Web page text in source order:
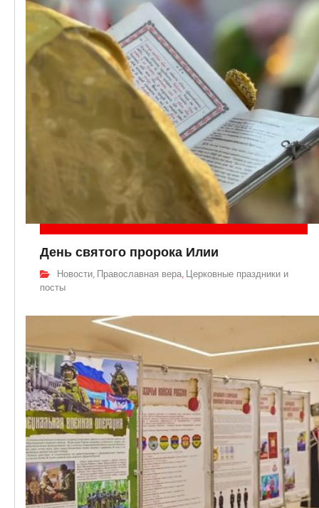
День святого пророка Илии
Новости, Православная вера,
Церковные праздники и
посты